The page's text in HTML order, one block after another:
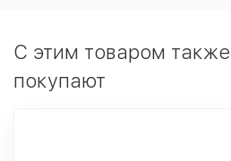
C этим товаром также
покупают